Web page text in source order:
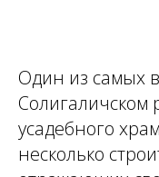
Один из самых
усадебного
несколько